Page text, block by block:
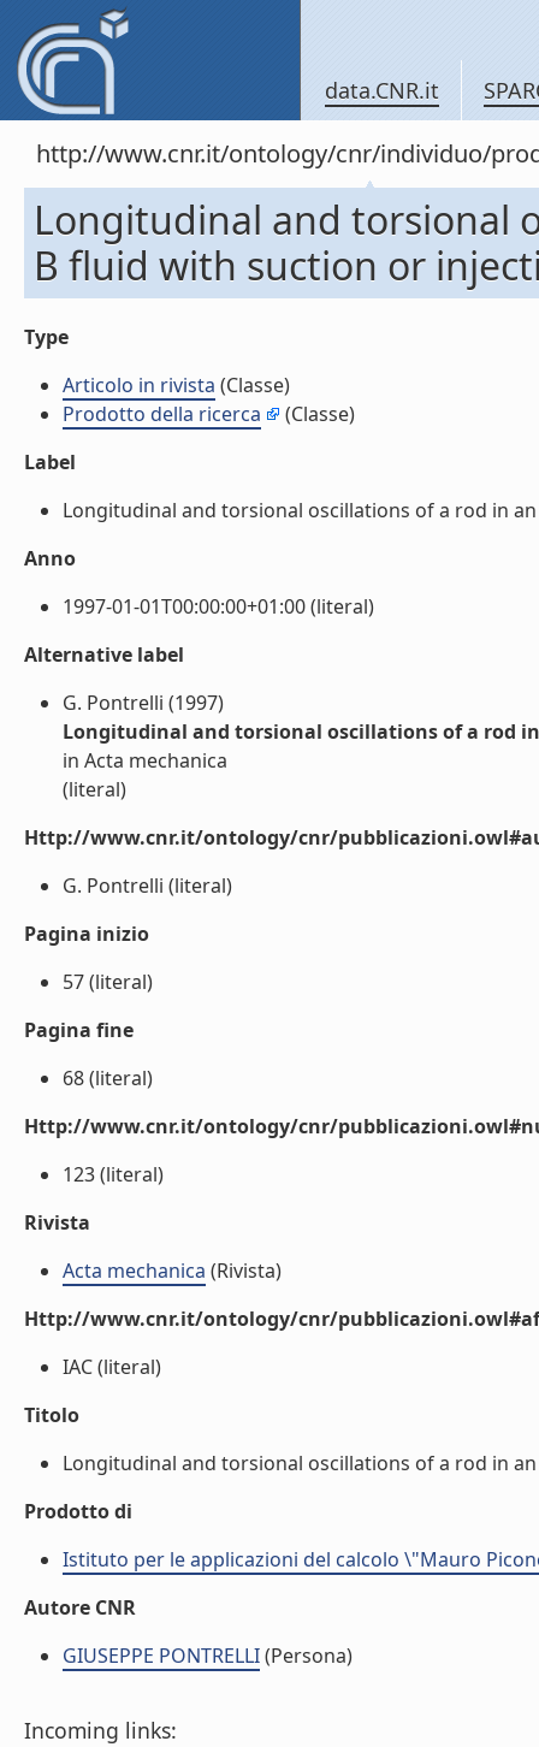
data.CNR.it
http://www.cnr.it/ontology/cnr/individuo/
Longitudinal and torsional
B fluid with suction or
Type
Articolo in rivista (Classe)
Prodotto della ricerca
(Classe)
Label
Longitudinal and torsional oscillations of a rod in
Anno
1997-01-01T00:00:00+01:00 (literal)
Alternative label
G. Pontrelli (1997)
Longitudinal and torsional oscillations of a rod
in Acta mechanica
(literal)
Http://www.cnr.it/ontology/cnr/
G. Pontrelli (literal)
Pagina inizio
57 (literal)
Pagina fine
68 (literal)
Http://www.cnr.it/ontology/cnr/
123 (literal)
Rivista
Acta mechanica (Rivista)
Http://www.cnr.it/ontology/cnr/
IAC (literal)
Titolo
Longitudinal and torsional oscillations of a rod in
Prodotto di
Istituto per le applicazioni del calcolo \"Mauro
Autore CNR
GIUSEPPE PONTRELLI(Persona)
Incoming links: